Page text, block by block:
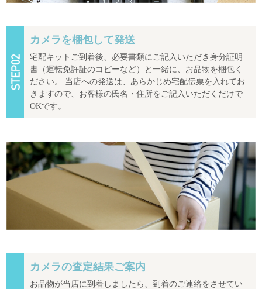
カメラを梱包して発送
宅配キットご到着後、必要書類にご記入いただき身分証明
書（運転免許証のコピーなど）と一緒に、お品物を梱包く
ださい。 当店への発送は、あらかじめ宅配伝票を入れてお
きますので、お客様の氏名・住所をご記入いただくだけで
OKです。
カメラの査定結果ご案内
お品物が当店に到着しましたら、到着のご連絡をさせてい